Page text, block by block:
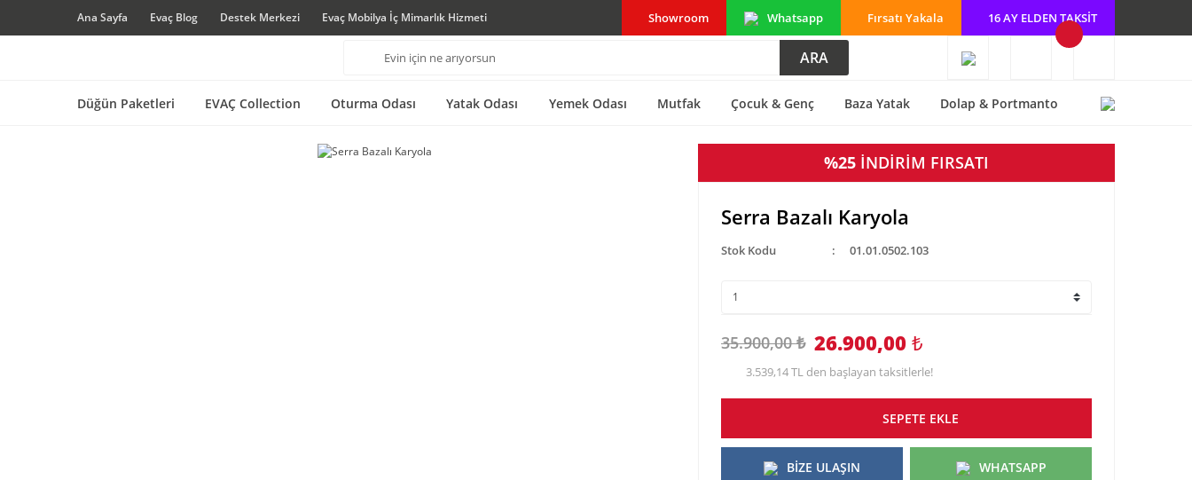
Ana Sayfa Evaç Blog Destek Merkezi Evaç Mobilya İç Mimarlık Hizmeti Showroom Whatsapp Fırsatı Yakala 16 AY ELDEN TAKSİT
ARA
Düğün Paketleri EVAÇ Collection Oturma Odası Yatak Odası Yemek Odası Mutfak Çocuk & Genç Baza Yatak Dolap & Portmanto
%25 İNDİRİM FIRSATI
Serra Bazalı Karyola
Stok Kodu 01.01.0502.103
35.900,00 ₺ 26.900,00 ₺
3.539,14 TL den başlayan taksitlerle!
SEPETE EKLE
BİZE ULAŞIN WHATSAPP